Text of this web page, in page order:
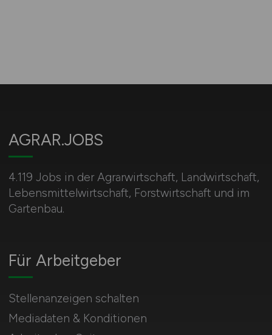
AGRAR.JOBS
4.119 Jobs in der Agrarwirtschaft, Landwirtschaft,
Lebensmittelwirtschaft, Forstwirtschaft und im
Gartenbau.
Für Arbeitgeber
Stellenanzeigen schalten
Mediadaten & Konditionen